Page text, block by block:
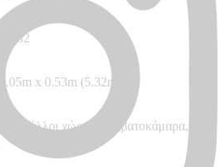
32
x 0.53m (5.32m²)
και άλλοι χώροι, Κρεβατοκάμαρα,